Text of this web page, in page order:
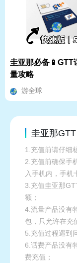
圭亚那必备📱GTT
量攻略
游全球
圭亚那
1.充值前请仔细
2.充值前确保手
入手机内，手机
3.充值圭亚那
额；
4.流量产品没有
包，只允许在充
5.充值过程遇到
6.话费产品没有
费充值；